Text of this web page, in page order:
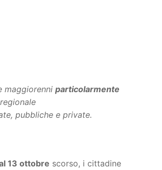
maggiorenni particolarmente
pubbliche e private.
13 ottobre scorso, i cittadine